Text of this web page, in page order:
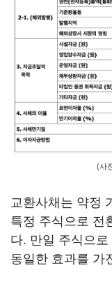
(사
교환사채는 약정
특정 주식으로 전
다. 만일 주식으
동일한 효과를 가